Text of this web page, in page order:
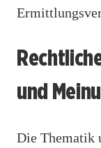
und
Die Thematik